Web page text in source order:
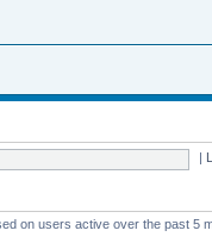
on users active over the past 5